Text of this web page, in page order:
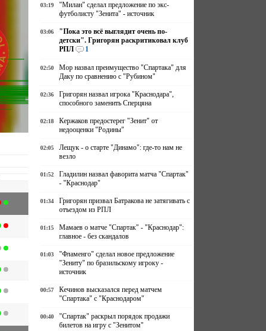
03:19
"Милан" сделал предложение по экс-
футболисту "Зенита" - источник
03:06
"Пока это всё выглядит очень по-
детски". Григорян раскритиковал клуб
РПЛ
1
02:50
Мор назвал преимущество "Спартака" для
Даку по сравнению с "Рубином"
02:36
Григорян назвал игрока "Краснодара",
способного заменить Сперцяна
02:18
Кержаков предостерег "Зенит" от
недооценки "Родины"
02:05
Лещук - о старте "Динамо": где-то нам не
везло
01:52
Гладилин назвал фаворита матча "Спартак"
- "Краснодар"
01:34
Григорян призвал Батракова не затягивать с
отъездом из РПЛ
01:15
Мамаев о матче "Спартак" - "Краснодар":
главное - без скандалов
01:03
"Фламенго" сделал новое предложение
"Зениту" по бразильскому игроку -
источник
00:57
Кечинов высказался перед матчем
"Спартака" с "Краснодаром"
00:40
"Спартак" раскрыл порядок продажи
билетов на игру с "Зенитом"